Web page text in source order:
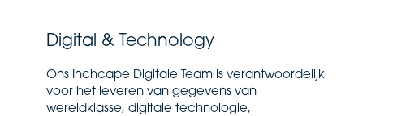
Digital & Technology
Ons Inchcape Digitale Team is verantwoordelijk
voor het leveren van gegevens van
wereldklasse, digitale technologie,